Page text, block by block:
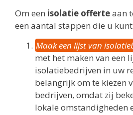
Om een isolatie offerteaan
een aantal stappen die u
Maak een lijst van
met het maken van een
isolatiebedrijven in uw
belangrijk om te kiezen
bedrijven, omdat zij
lokale omstandigheden